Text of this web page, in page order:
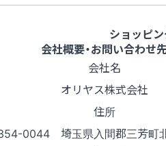
ショッピ
会社概要・お問い合わせ
会社名
オリヤス株式会社
住所
0044 埼玉県入間郡三芳町